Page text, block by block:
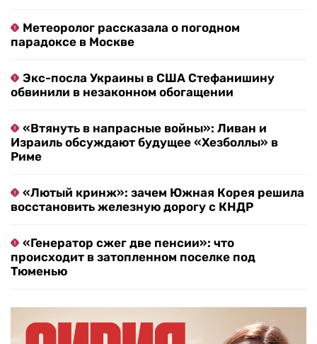
Метеоролог рассказала о погодном
парадоксе в Москве
Экс-посла Украины в США Стефанишину
обвинили в незаконном обогащении
«Втянуть в напрасные войны»: Ливан и
Израиль обсуждают будущее «Хезболлы» в
Риме
«Лютый кринж»: зачем Южная Корея решила
восстановить железную дорогу с КНДР
«Генератор сжег две пенсии»: что
происходит в затопленном поселке под
Тюменью